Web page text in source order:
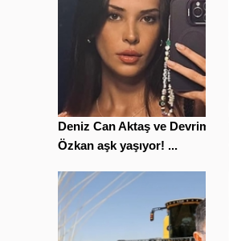
Deniz Can Aktaş ve Devrim
Özkan aşk yaşıyor! ...